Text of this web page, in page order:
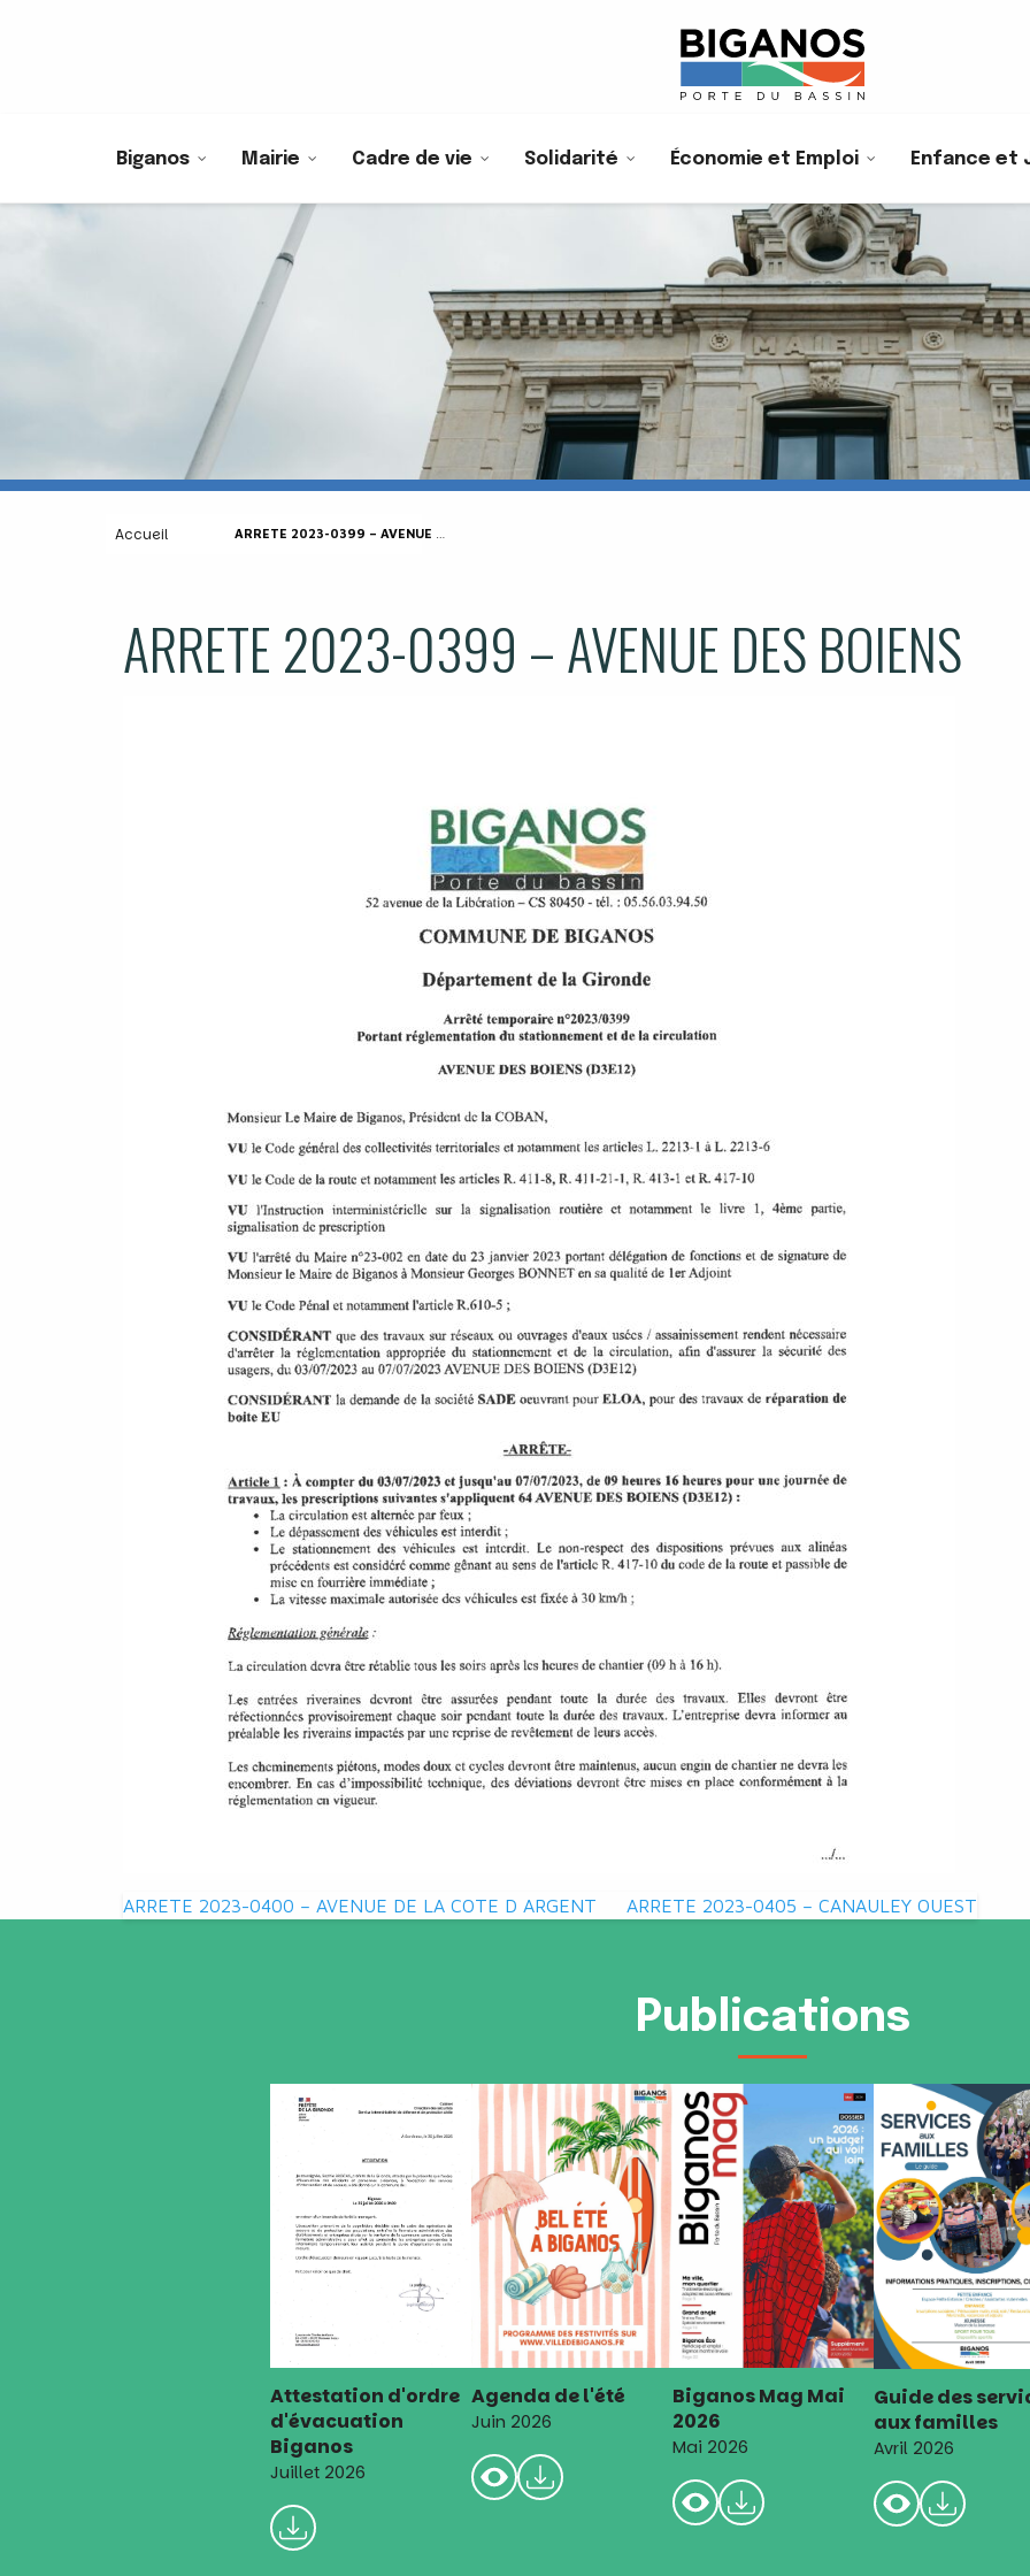
Biganos Mairie Cadre de vie Solidarité Économie et Emploi Enfance et
Accueil ARRETE 2023-0399 – AVENUE DES BOIENS
ARRETE 2023-0399 – AVENUE DES BOIENS
Navigation
ARRETE 2023-0400 – AVENUE DE LA COTE D ARGENT ARRETE 2023-0405 – CANAULEY OUEST
Publications
Attestation d'ordre
d'évacuation
Biganos
Juillet 2026
Agenda de l'été
Juin 2026
Biganos Mag Mai
2026
Mai 2026
Guide des
aux familles
Avril 2026